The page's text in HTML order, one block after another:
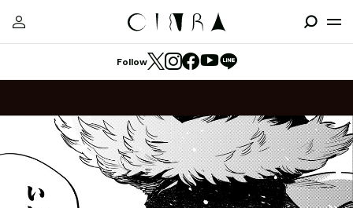
Follow